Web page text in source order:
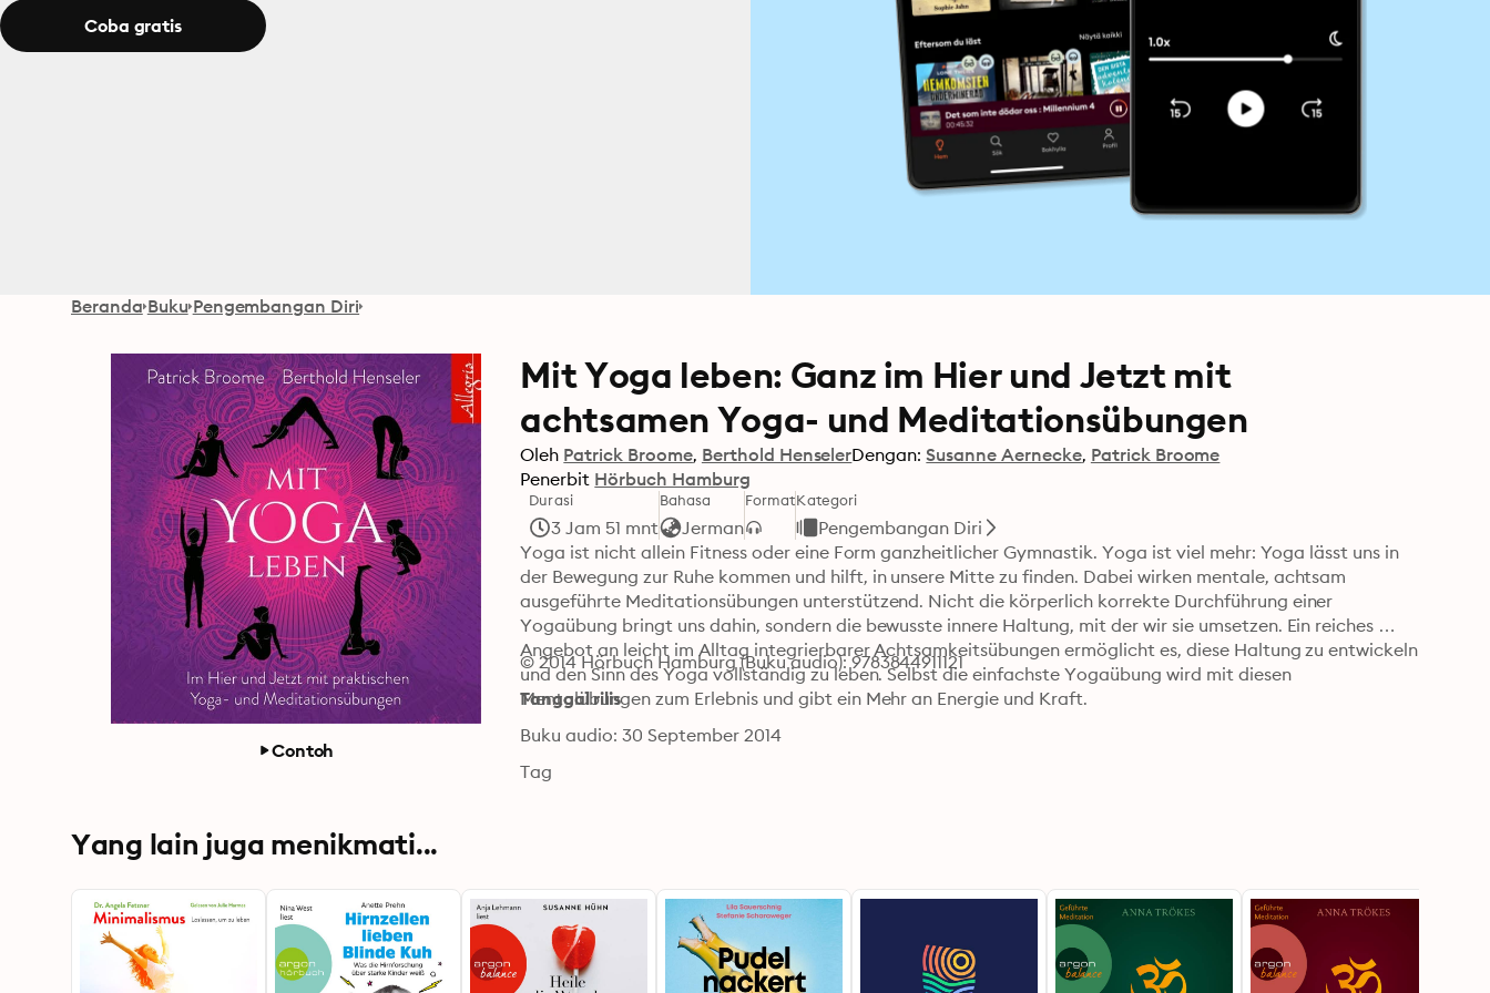
Coba gratis
Beranda Buku Pengembangan Diri
Contoh
Mit Yoga leben: Ganz im Hier und Jetzt mit
achtsamen Yoga- und Meditationsübungen
Oleh Patrick Broome Berthold HenselerDengan: Susanne Aernecke Patrick Broome
Penerbit Hörbuch Hamburg
Durasi
3 Jam 51 mnt
Bahasa
Jerman
FormatKategori
Pengembangan Diri
Yoga ist nicht allein Fitness oder eine Form ganzheitlicher Gymnastik. Yoga ist viel mehr: Yoga lässt uns in
der Bewegung zur Ruhe kommen und hilft, in unsere Mitte zu finden. Dabei wirken mentale, achtsam
ausgeführte Meditationsübungen unterstützend. Nicht die körperlich korrekte Durchführung einer
Yogaübung bringt uns dahin, sondern die bewusste innere Haltung, mit der wir sie umsetzen. Ein reiches
Angebot an leicht im Alltag integrierbarer Achtsamkeitsübungen ermöglicht es, diese Haltung zu entwickeln
und den Sinn des Yoga vollständig zu leben. Selbst die einfachste Yogaübung wird mit diesen
Mentalübungen zum Erlebnis und gibt ein Mehr an Energie und Kraft.
© 2014 Hörbuch Hamburg (Buku audio): 9783844911121
Tanggal rilis
Buku audio: 30 September 2014
Tag
Yang lain juga menikmati...